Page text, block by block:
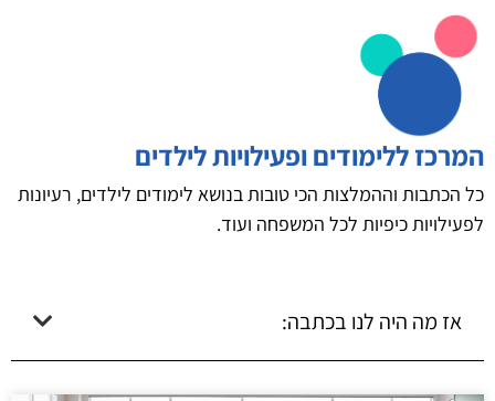
המרכז ללימודים ופעילויות לילדים
כל הכתבות וההמלצות הכי טובות בנושא לימודים לילדים, רעיונות
לפעילויות כיפיות לכל המשפחה ועוד.
אז מה היה לנו בכתבה: